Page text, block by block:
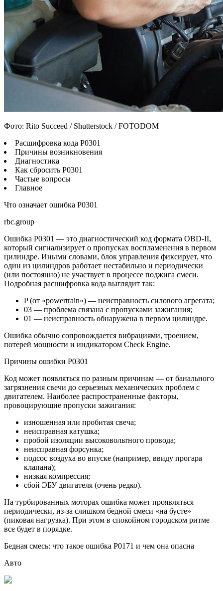
Фото: Rito Succeed / Shutterstock / FOTODOM
Расшифровка кода P0301
Причины возникновения
Диагностика
Как сбросить P0301
Частые вопросы
Главное
Что означает ошибка P0301
rbc.group
Ошибка P0301 — это диагностический код формата OBD-II,
который сигнализирует о пропусках воспламенения в первом
цилиндре. Иными словами, блок управления фиксирует, что
один из цилиндров работает нестабильно и периодически
(или постоянно) не участвует в процессе поджига смеси.
Подробная расшифровка кода выглядит так:
P (от «powertrain») — неисправность силового агрегата;
03 — проблема связана с пропусками зажигания;
01 — неисправность обнаружена в первом цилиндре.
Ошибка обычно сопровождается вибрациями, троением,
потерей мощности и индикатором Check Engine.
Причины ошибки P0301
Код может появляться по разным причинам — от банального
загрязнения свечи до серьезных механических проблем с
двигателем. Наиболее распространенные факторы,
провоцирующие пропуски зажигания:
изношенная или пробитая свеча;
неисправная катушка;
пробой изоляции высоковольтного провода;
неисправная форсунка;
подсос воздуха во впуске (например, ввиду прогара
клапана);
низкая компрессия;
сбой ЭБУ двигателя (очень редко).
На турбированных моторах ошибка может проявляться
периодически, из-за слишком бедной смеси «на бусте»
(пиковая нагрузка). При этом в спокойном городском ритме
все будет в порядке.
Бедная смесь: что такое ошибка Р0171 и чем она опасна
Авто